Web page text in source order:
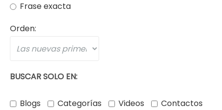
Frase exacta
Orden:
BUSCAR SOLO EN:
Blogs Categorías Videos
Contactos